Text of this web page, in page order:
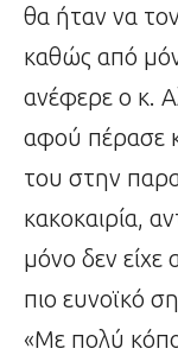
θα ήταν να
καθώς από
ανέφερε ο κ.
αφού πέρασε
του στην
κακοκαιρία,
μόνο δεν είχε
πιο ευνοϊκό
«Με πολύ